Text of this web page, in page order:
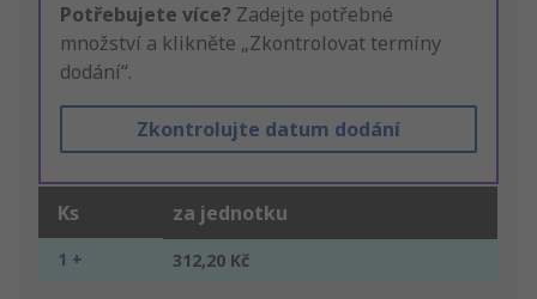
Potřebujete více? Zadejte potřebné
množství a klikněte „Zkontrolovat termíny
dodání“.
Zkontrolujte datum dodání
Ks za jednotku
1 + 312,20 Kč